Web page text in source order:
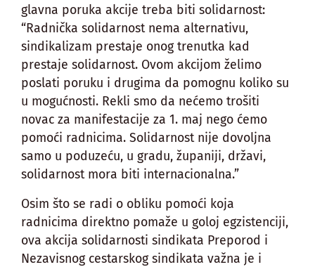
glavna poruka akcije treba biti solidarnost:
“Radnička solidarnost nema alternativu,
sindikalizam prestaje onog trenutka kad
prestaje solidarnost. Ovom akcijom želimo
poslati poruku i drugima da pomognu koliko su
u mogućnosti. Rekli smo da nećemo trošiti
novac za manifestacije za 1. maj nego ćemo
pomoći radnicima. Solidarnost nije dovoljna
samo u poduzeću, u gradu, županiji, državi,
solidarnost mora biti internacionalna.”
Osim što se radi o obliku pomoći koja
radnicima direktno pomaže u goloj egzistenciji,
ova akcija solidarnosti sindikata Preporod i
Nezavisnog cestarskog sindikata važna je i